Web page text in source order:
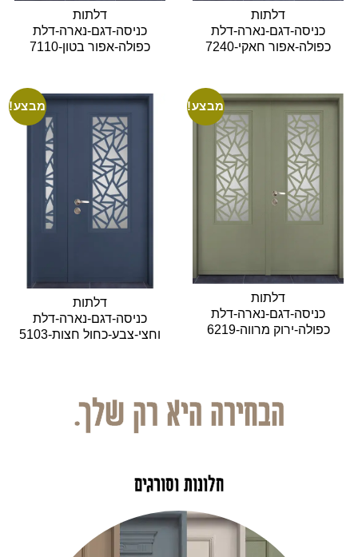
דלתות
כניסה-דגם-נארה-דלת
כפולה-אפור חאקי-7240
דלתות
כניסה-דגם-נארה-דלת
כפולה-אפור בטון-7110
מבצע!
דלתות
כניסה-דגם-נארה-דלת
כפולה-ירוק מרווה-6219
מבצע!
דלתות
כניסה-דגם-נארה-דלת
וחצי-צבע-כחול חצות-5103
הבחירה היא רק שלך.
חלונות וסורגים